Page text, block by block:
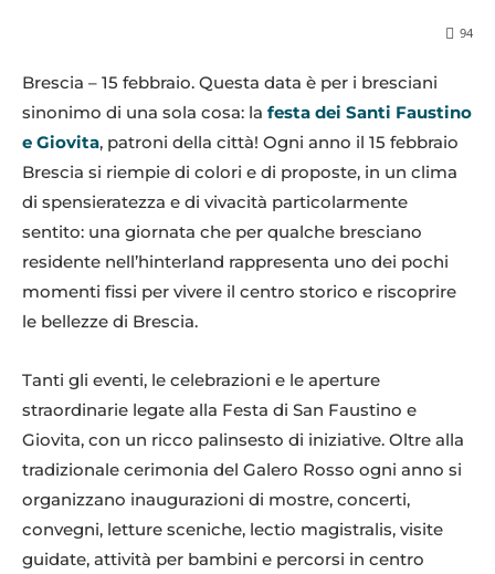
94
Brescia – 15 febbraio. Questa data è per i bresciani
sinonimo di una sola cosa: la festa dei Santi Faustino
e Giovita, patroni della città! Ogni anno il 15 febbraio
Brescia si riempie di colori e di proposte, in un clima
di spensieratezza e di vivacità particolarmente
sentito: una giornata che per qualche bresciano
residente nell’hinterland rappresenta uno dei pochi
momenti fissi per vivere il centro storico e riscoprire
le bellezze di Brescia.
Tanti gli eventi, le celebrazioni e le aperture
straordinarie legate alla Festa di San Faustino e
Giovita, con un ricco palinsesto di iniziative. Oltre alla
tradizionale cerimonia del Galero Rosso ogni anno si
organizzano inaugurazioni di mostre, concerti,
convegni, letture sceniche, lectio magistralis, visite
guidate, attività per bambini e percorsi in centro